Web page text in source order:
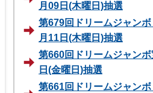
月09日(木曜日)抽選
第679回ドリームジャン
月11日(木曜日)抽選
第660回ドリームジャン
日(金曜日)抽選
第661回ドリームジャン